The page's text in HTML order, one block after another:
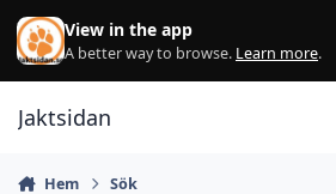
Hoppa till innehåll
View in the app
A better way to browse. Learn more.
Jaktsidan
Hem Sök